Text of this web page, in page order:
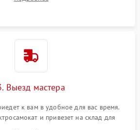
Выезд мастера
к вам в удобное для вас время.
и привезет на склад для